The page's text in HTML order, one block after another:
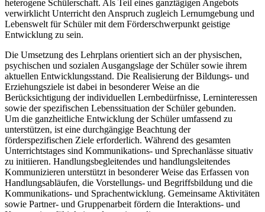
heterogene Schülerschaft. Als Teil eines ganztägigen Angebots
verwirklicht Unterricht den Anspruch zugleich Lernumgebung und
Lebenswelt für Schüler mit dem Förderschwerpunkt geistige
Entwicklung zu sein.
Die Umsetzung des Lehrplans orientiert sich an der physischen,
psychischen und sozialen Ausgangslage der Schüler sowie ihrem
aktuellen Entwicklungsstand. Die Realisierung der Bildungs- und
Erziehungsziele ist dabei in besonderer Weise an die
Berücksichtigung der individuellen Lernbedürfnisse, Lerninteressen
sowie der spezifischen Lebenssituation der Schüler gebunden.
Um die ganzheitliche Entwicklung der Schüler umfassend zu
unterstützen, ist eine durchgängige Beachtung der
förderspezifischen Ziele erforderlich. Während des gesamten
Unterrichtstages sind Kommunikations- und Sprechanlässe situativ
zu initiieren. Handlungsbegleitendes und handlungsleitendes
Kommunizieren unterstützt in besonderer Weise das Erfassen von
Handlungsabläufen, die Vorstellungs- und Begriffsbildung und die
Kommunikations- und Sprachentwicklung. Gemeinsame Aktivitäten
sowie Partner- und Gruppenarbeit fördern die Interaktions- und